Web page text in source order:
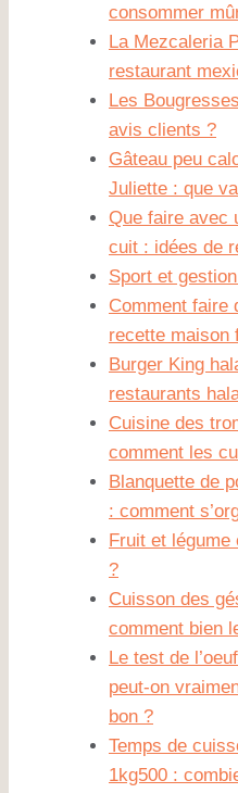
consommer
La Mezcaleria
restaurant
Les
avis clients ?
Gâteau peu
Juliette : que
Que faire avec
cuit : idées de
Sport et
Comment faire
recette maison
Burger King
restaurants
Cuisine des
comment les
Blanquette de
: comment
Fruit et
?
Cuisson des
comment bien
Le test de
peut-on
bon ?
Temps de
1kg500 :